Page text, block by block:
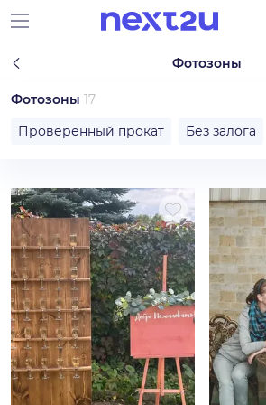
Фотозоны
Фотозоны 17
Проверенный прокат
Без залога